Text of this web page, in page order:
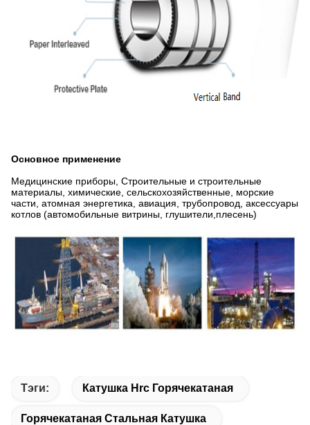
Основное применение
Медицинские приборы, Строительные и строительные
материалы, химические, сельскохозяйственные, морские
части, атомная энергетика, авиация, трубопровод, аксессуары
котлов (автомобильные витрины, глушители,плесень)
Тэги: Катушка Hrc Горячекатаная
Горячекатаная Стальная Катушка